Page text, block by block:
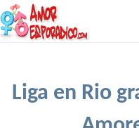
Liga en Rio